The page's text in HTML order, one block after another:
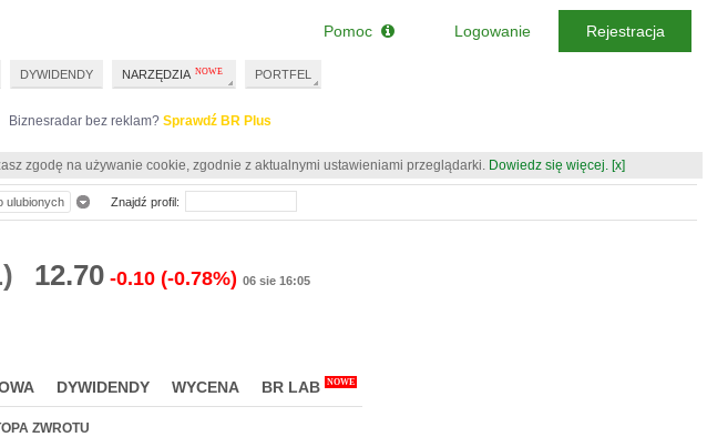
Biznesradar bez reklam? Sprawdź BR Plus
zgodę na używanie cookie, zgodnie z aktualnymi ustawieniami przeglądarki. Dowiedz się więcej. [x]
12.70 -0.10 (-0.78%) 06 sie 16:05
DYWIDENDY WYCENA BR LAB NOWE
ZWROTU
ulubionych Znajdź profil:
DYWIDENDY NARZĘDZIA PORTFEL
Pomoc Logowanie Rejestracja